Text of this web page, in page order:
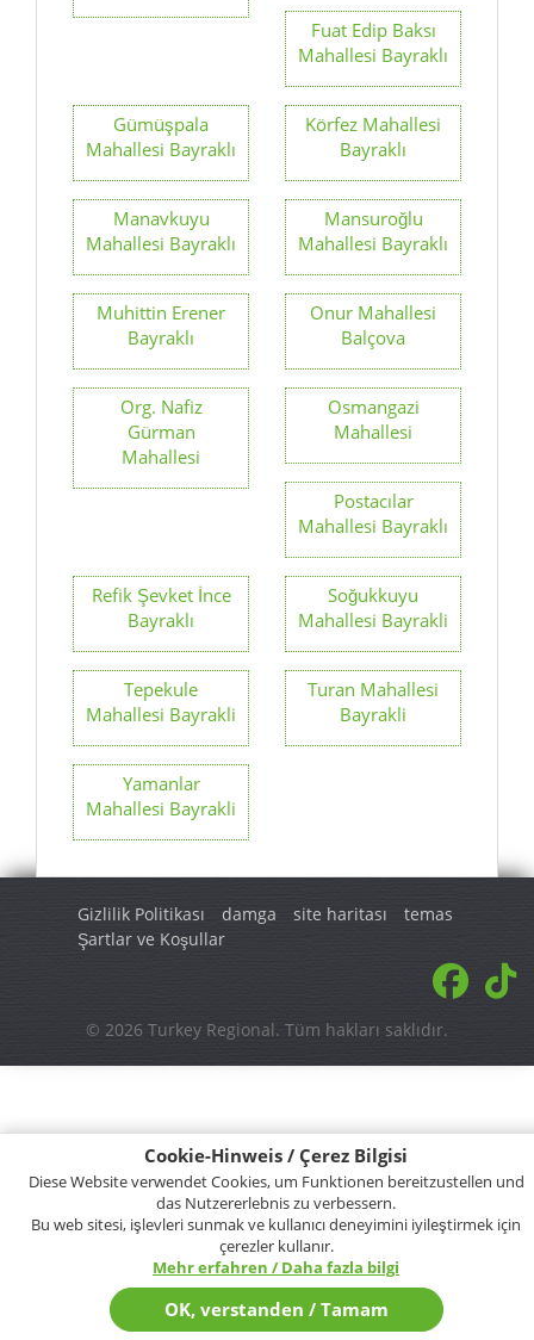
Cookie-Hinweis / Çerez Bilgisi
Diese Website verwendet Cookies, um Funktionen bereitzustellen und
das Nutzererlebnis zu verbessern.
Bu web sitesi, işlevleri sunmak ve kullanıcı deneyimini iyileştirmek için
çerezler kullanır.
Mehr erfahren / Daha fazla bilgi
OK, verstanden / Tamam
Fuat Edip Baksı
Mahallesi Bayraklı
Gümüşpala
Mahallesi Bayraklı
Körfez Mahallesi
Bayraklı
Manavkuyu
Mahallesi Bayraklı
Mansuroğlu
Mahallesi Bayraklı
Muhittin Erener
Bayraklı
Onur Mahallesi
Balçova
Org. Nafiz
Gürman
Mahallesi
Osmangazi
Mahallesi
Postacılar
Mahallesi Bayraklı
Refik Şevket İnce
Bayraklı
Soğukkuyu
Mahallesi Bayrakli
Tepekule
Mahallesi Bayrakli
Turan Mahallesi
Bayrakli
Yamanlar
Mahallesi Bayrakli
Gizlilik Politikası damga site haritası
temas
Şartlar ve Koşullar
© 2026 Turkey Regional. Tüm hakları saklıdır.